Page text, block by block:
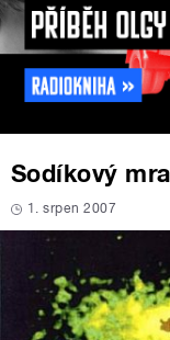
Sodíkový
1. srpen 2007